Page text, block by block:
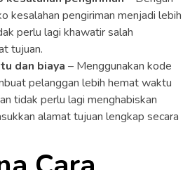
kesalahan pengiriman menjadi lebih
perlu lagi khawatir salah
tujuan.
dan biaya – Menggunakan kode
pelanggan lebih hemat waktu
tidak perlu lagi menghabiskan
alamat tujuan lengkap secara